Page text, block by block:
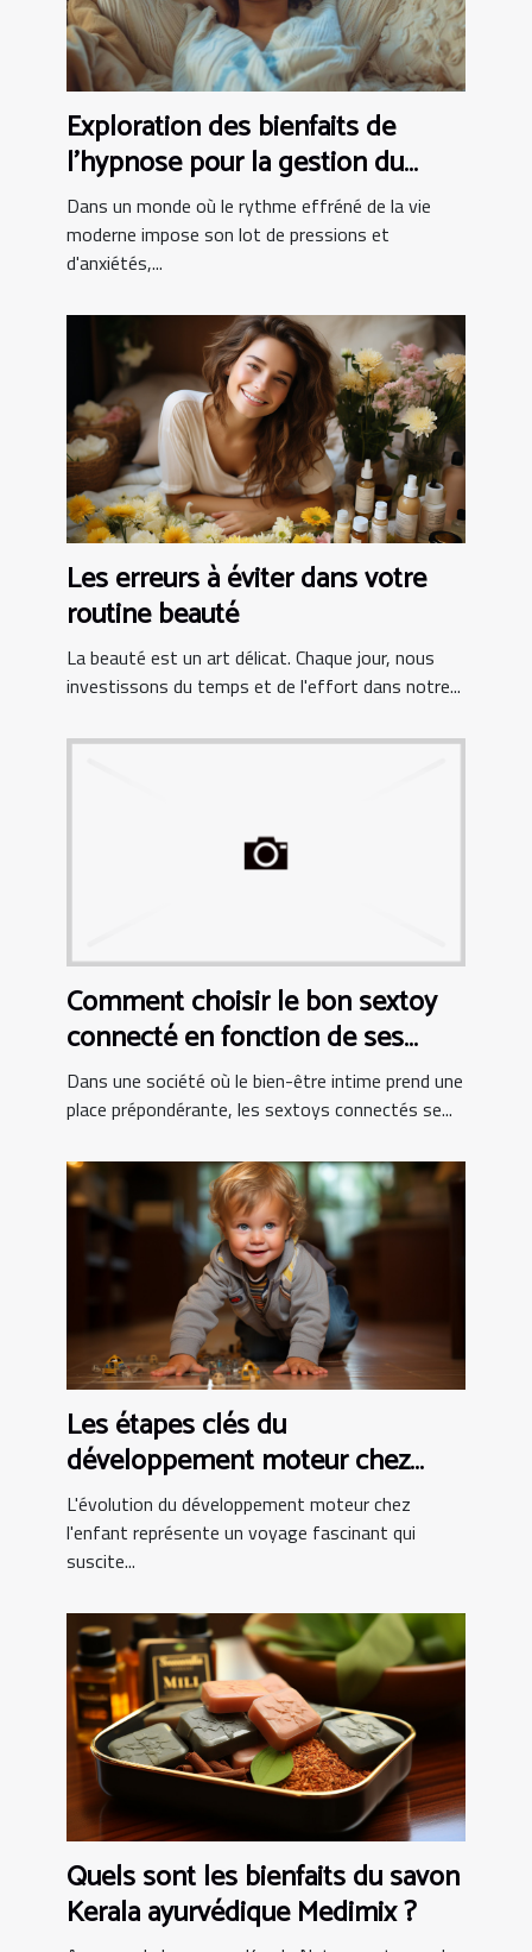
Exploration des bienfaits de
l'hypnose pour la gestion du
stress
Dans un monde où le rythme effréné de la vie
moderne impose son lot de pressions et
d'anxiétés,...
Les erreurs à éviter dans votre
routine beauté
La beauté est un art délicat. Chaque jour, nous
investissons du temps et de l'effort dans notre...
Comment choisir le bon sextoy
connecté en fonction de ses
besoins personnels
Dans une société où le bien-être intime prend une
place prépondérante, les sextoys connectés se...
Les étapes clés du
développement moteur chez
l'enfant
L'évolution du développement moteur chez
l'enfant représente un voyage fascinant qui
suscite...
Quels sont les bienfaits du savon
Kerala ayurvédique Medimix ?